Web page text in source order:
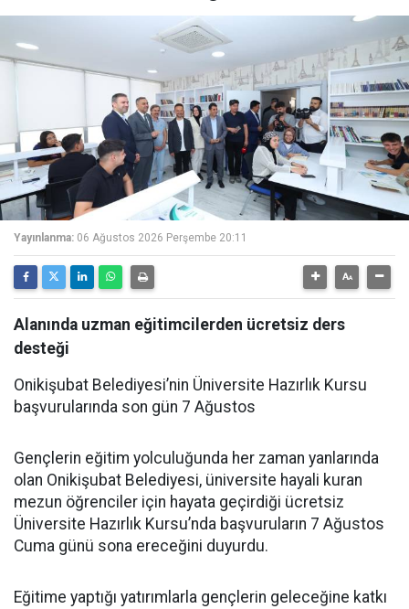
Yayınlanma: 06 Ağustos 2026 Perşembe 20:11
Alanında uzman eğitimcilerden ücretsiz ders
desteği
Onikişubat Belediyesi’nin Üniversite Hazırlık Kursu
başvurularında son gün 7 Ağustos
Gençlerin eğitim yolculuğunda her zaman yanlarında
olan Onikişubat Belediyesi, üniversite hayali kuran
mezun öğrenciler için hayata geçirdiği ücretsiz
Üniversite Hazırlık Kursu’nda başvuruların 7 Ağustos
Cuma günü sona ereceğini duyurdu.
Eğitime yaptığı yatırımlarla gençlerin geleceğine katkı